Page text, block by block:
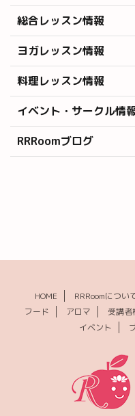
総合レッスン情報
ヨガレッスン情報
料理レッスン情報
イベント・サークル情
RRRoomブログ
HOME RRRoomについ
フード
アロマ 受講者
イベント
© 2026 RRRoom(ルーム) ｜